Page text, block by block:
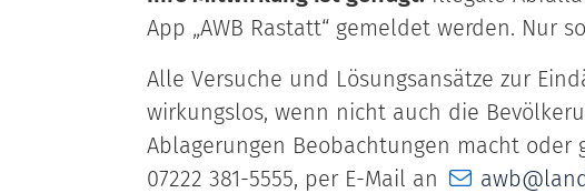
App „AWB Rastatt“ gemeldet werden.
Alle Versuche und Lösungsansätze zur
wirkungslos, wenn nicht auch die
Ablagerungen Beobachtungen macht
07222 381-5555, per E-Mail an